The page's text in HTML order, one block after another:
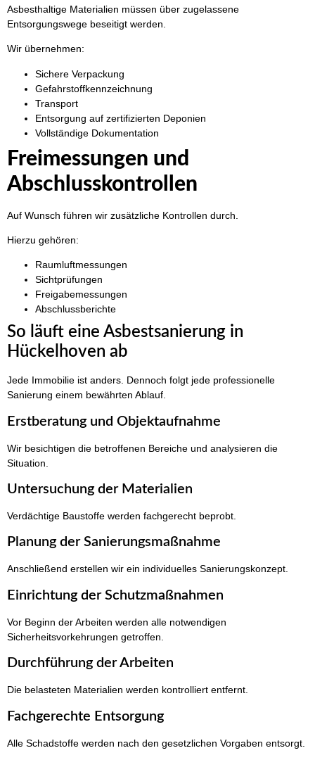
Asbesthaltige Materialien müssen über zugelassene
Entsorgungswege beseitigt werden.
Wir übernehmen:
Sichere Verpackung
Gefahrstoffkennzeichnung
Transport
Entsorgung auf zertifizierten Deponien
Vollständige Dokumentation
Freimessungen und
Abschlusskontrollen
Auf Wunsch führen wir zusätzliche Kontrollen durch.
Hierzu gehören:
Raumluftmessungen
Sichtprüfungen
Freigabemessungen
Abschlussberichte
So läuft eine Asbestsanierung in
Hückelhoven ab
Jede Immobilie ist anders. Dennoch folgt jede professionelle
Sanierung einem bewährten Ablauf.
Erstberatung und Objektaufnahme
Wir besichtigen die betroffenen Bereiche und analysieren die
Situation.
Untersuchung der Materialien
Verdächtige Baustoffe werden fachgerecht beprobt.
Planung der Sanierungsmaßnahme
Anschließend erstellen wir ein individuelles Sanierungskonzept.
Einrichtung der Schutzmaßnahmen
Vor Beginn der Arbeiten werden alle notwendigen
Sicherheitsvorkehrungen getroffen.
Durchführung der Arbeiten
Die belasteten Materialien werden kontrolliert entfernt.
Fachgerechte Entsorgung
Alle Schadstoffe werden nach den gesetzlichen Vorgaben entsorgt.